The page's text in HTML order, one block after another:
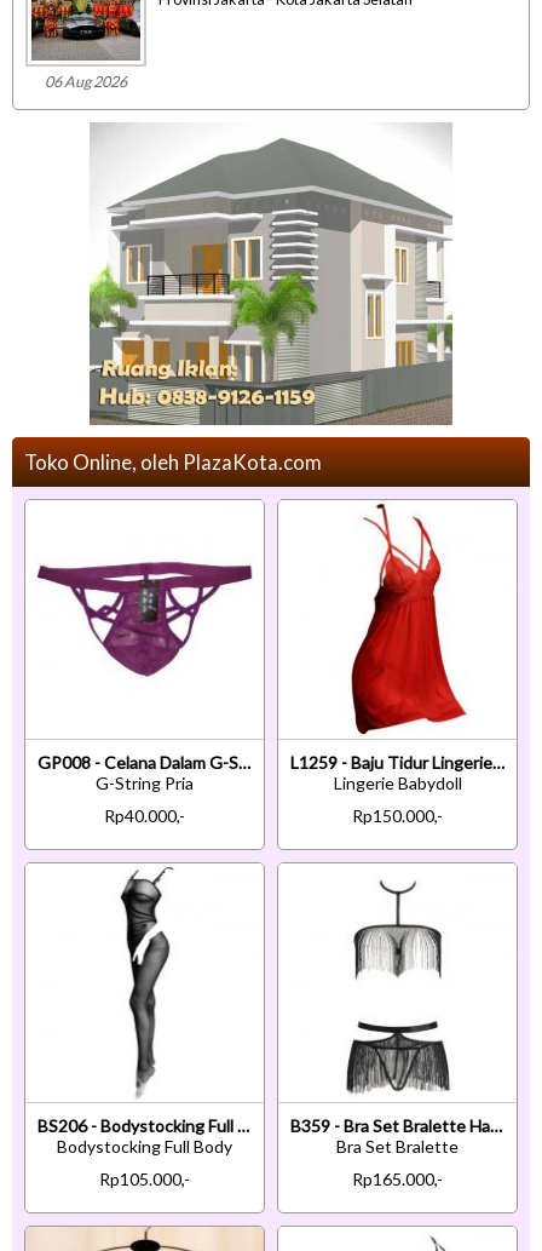
06 Aug 2026
Toko Online, oleh PlazaKota.com
GP008 - Celana Dalam G-String Pria Ungu Transparan
G-String Pria
Rp40.000,-
L1259 - Baju Tidur Lingerie Babydoll Mini Dress Tali Silang Merah Transparan Open Cup Tali Ikat Bela
Lingerie Babydoll
Rp150.000,-
BS206 - Bodystocking Full Body Hitam Transparan Crotchless
Bodystocking Full Body
Rp105.000,-
B359 - Bra Set Bralette Halter Hitam Celana Dalam Rumbai
Bra Set Bralette
Rp165.000,-